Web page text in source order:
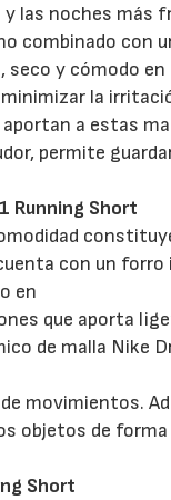
y las noches más
combinado con
seco y cómodo
la
a estas
permite
Running Short
con un forro
en
que aporta
de malla Nike
movimientos.
objetos de
Short